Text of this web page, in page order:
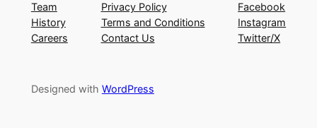
Team
History
Careers
Privacy Policy
Terms and Conditions
Contact Us
Facebook
Instagram
Twitter/X
Designed with WordPress